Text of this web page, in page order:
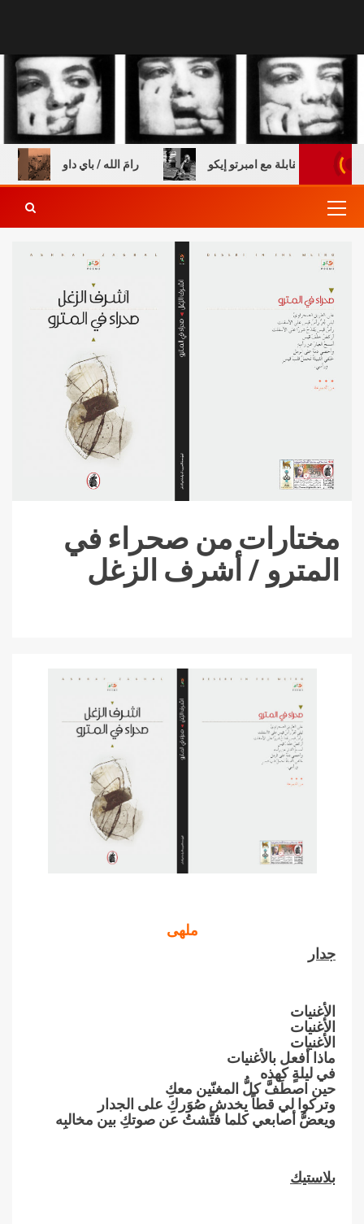
رامَ الله / باي داو – مقابلة مع امبرتو إيكو
مختارات من صحراء في
المترو / أشرف الزغل
ملهى
جدار
الأغنيات
الأغنيات
الأغنيات
ماذا أفعل بالأغنيات
في ليلةٍ كهذه
حين اصطَفَّ كلُّ المغنّين معكِ
وتركوا لي قطاً يخدش صُوَركِ على الجدار
ويعضُّ أصابعي كلما فتَّشتُ عن صوتكِ بين مخالبِه
بلاستيك